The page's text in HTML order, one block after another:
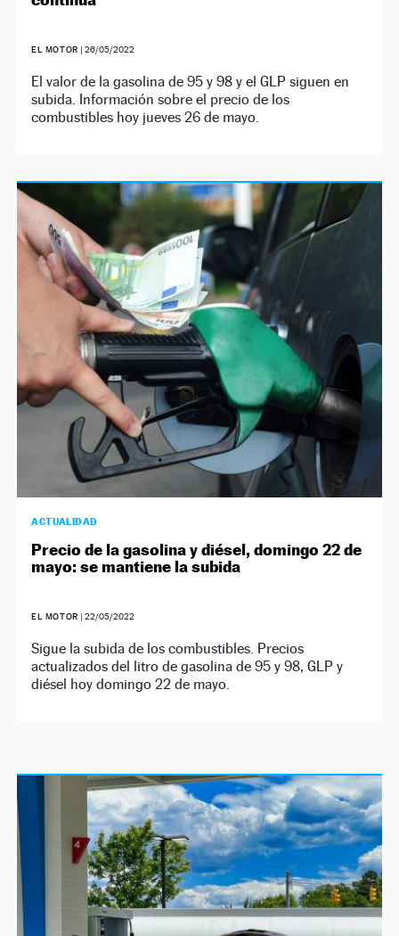
EL MOTOR | 26/05/2022
El valor de la gasolina de 95 y 98 y el GLP siguen en
subida. Información sobre el precio de los
combustibles hoy jueves 26 de mayo.
ACTUALIDAD
Precio de la gasolina y diésel, domingo 22 de
mayo: se mantiene la subida
EL MOTOR | 22/05/2022
Sigue la subida de los combustibles. Precios
actualizados del litro de gasolina de 95 y 98, GLP y
diésel hoy domingo 22 de mayo.